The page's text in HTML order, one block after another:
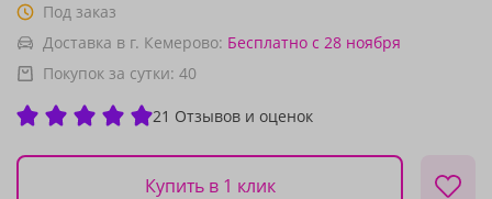
Под заказ
Доставка в г. Кемерово: Бесплатно с 28 ноября
Покупок за сутки: 40
21 Отзывов и оценок
Купить в 1 клик